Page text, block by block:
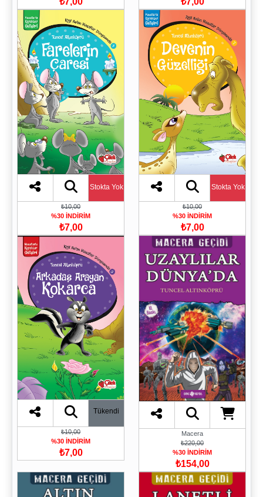
Stokta Yok
₺10,00
%30 İNDİRİM
₺7,00
Stokta Yok
₺10,00
%30 İNDİRİM
₺7,00
Tükendi
₺10,00
%30 İNDİRİM
₺7,00
Macera
₺220,00
%30 İNDİRİM
₺154,00